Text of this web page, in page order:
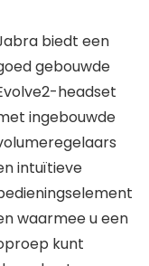
biedt een
gebouwde
headset
ingebouwde
intuïtieve
waarmee u een
kunt